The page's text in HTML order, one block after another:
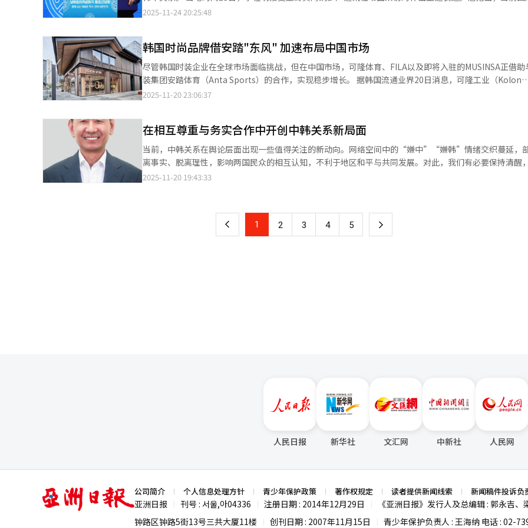
韩竞争已从过去的市场份额和产能竞争，转向围绕技术路线、研发效率和未来标准定义的战略博弈。未来在
底。“这里的生态保护工作令人震撼，人与自然和谐共生的理念值得学习。”考察团成员如是说。 漫天飞舞的鸟群形
成火爆全网的“鸟浪”奇观，黄河三角洲丰富的生态资源在这里得到最直观的诠释。考察团不仅为壮美的自
践。 ◆推介与交流：合作共赢的务实对话 11月15日晚，东营市希尔顿欢朋酒店灯火璀璨，由东营市文化和旅游局与
国旅国际会议展览有限公司共同主办的山东入境旅游说明会在此成功举办。 东营市文化和旅游局党组成员、副局长阿
娜古·吐鲁普代表东道主致欢迎辞，她真诚表示：“韩国是东营乃至山东重要的入境客源市场，两地文化相
便利，合作潜力巨大。”热情的话语传递东营的好客与期待。 推介环节精彩纷呈。中国旅游集团重点推介针对韩国市
场的山东入境旅游新产品、新线路，为韩国旅行商提供丰富的市场选择。东营与烟台的文旅推介官依次登场
国宾客的浓厚兴趣。山东航空公司详细介绍的韩国至山东航线，更为两地游客架起便捷舒适的空中桥梁。 ◆机遇与未
来：中韩合作的新篇章 此次韩国旅行商考察团的到访，不仅仅是一次简单的踩线，更是东营向国际市场展示自身魅力
的重要机会。作为黄河三角洲的核心城市，东营拥有独特的生态资源和文化底蕴，始终致力于打造国际化
的地。 说明会的尾声，山东省文旅厅对外交流合作处副处长隋云鹏向韩国旅游发展局对外协力官金容载赠送具有东营
特色的文创产品“小鸟的朋友”生态天团。这份承载两地深情厚谊的礼物，把现场气氛推向高潮。 考察过程中，韩国
的竞争、合作与挑战并存，韩国将以灵活、多角度的视角评估近期局势发展，以应对各种紧迫问题。 李在明表示，美
重要作用，他表示与中国长期的经贸合作对韩国经济增长贡献显著。中国至今仍是韩最大的贸易伙伴，也是
供应链的关键合作方。 不过他也指出，随着中国产业竞争力和高新技术的发展，两国经济关系已从过去的垂直互补转
变为水平竞争。今后韩国在强化产业竞争力的同时要致力于开拓新的增长动力，推动韩中之间的水平合作。 关于对
关系，李在明表示韩美经济合作正在向造船、生物健康、人工智能等多个领域扩展，这将有助于提升韩国产
力，推动经济发展。但他同时提醒，需警惕对美大规模投资可能导致国内产业空心化的风险。 在安全领域，李在明表
同盟，同时寻求维持和加强中韩友好关系。此番表态被解读为针对近期中国对韩国推进核动力潜艇计划的抗
的柔性回应。 观察人士认为，在中美战略竞争持续深化的背景下，李在明此次采访清晰展现了韩国推行均衡外交的政
策取向。 ※ 本报道由人工智能（AI）系统翻译，并经《亚洲日报》编辑。
2025-11-24 20:25:48
韩国时尚品牌借安踏"东风" 加速布局中国市场
尽管韩国时装企业在全球市场面临挑战，但在中国市场，可隆体育、FILA以及即将入驻的MUSINSA正借助
装集团安踏体育（Anta Sports）的合作，实现稳步增长。 据韩国流通业界20日消息，可隆工业（Kolon
Industries）FnC部门今年第三季度录得165亿韩元（约合人民币8002万元）营业亏损，亏损幅度较去年有
式进军中国市场，并自2021年起进入快速增长阶段。尽管经历新冠疫情后消费低迷以及中美贸易摩擦引发
潮”等不利因素，可隆体育仍成功塑造出高端户外品牌形象。 按零售口径计算，可隆体育中国法人销售额从2022年
的2600亿韩元增长至2023年的4000亿韩元，去年进一步升至7500亿韩元。业内预计，今年销售额有望达
韩元，甚至可能突破1万亿韩元；门店数量也将从去年底的191家增加至今年年底的225家。 业内分析认为，可隆体育
中国法人的成功，主要得益于与安踏体育形成的协同效应。可隆体育在产品企划、制造及研发（R&D）方
司还通过收购芬兰亚玛芬体育（Amer Sports）旗下的萨洛蒙（Salomon）、始祖鸟（ARC'TERYX）、威
（Wilson）等品牌，不断扩大其全球市场版图。 同样在中国市场拓展业务的FILA Holdings（现Misto Brand
2025-11-20 23:06:37
在相互尊重与务实合作中开创中韩关系新局面
当前，中韩关系在舆论层面出现一些值得关注的新动向。网络空间中的“嫌中”“嫌韩”情绪交织蔓延，
离事实、脱离理性，影响两国民众的相互认知，不利于地区和平与共同发展。对此，我们有必要保持清醒
相关现象，并以建设性的方式加以引导。 在韩国社会内部，由于历史、文化、国际局势等多重因素叠加，部分极端化
深了双方的不必要对立。 事实证明，情绪对抗只能造成误解积累，不能解决任何现实问题。中韩两国地缘相近、文化
相通、经济互补，是天然的合作伙伴。在贸易、文化交流、教育、旅游等众多领域，双方长期保持密切往来
利共赢格局。任何形式的“对立叙事”都不能代表两国民众的真实愿望，更无法动摇双方合作的客观基础。 值得注意
2025-11-20 19:43:33
上 1 2 3 4 5 下
人民日报 新华社 文汇网 中新社 人民网
亚
洲
日
公司简介 个人信息处理方针 青少年保护政策 著作权规定 读者提供新闻线索 新闻稿件投诉负
亚洲日报 刊号 : 서울,아04336 注册日期 : 2014年12月29日 《亚洲日报》发行人及总编辑 : 郭永吉、
钟路区钟路5街13号三共大厦11楼
创刊日期 : 2007年11月15日 青少年保护负责人 : 王海纳 电话 : 02-